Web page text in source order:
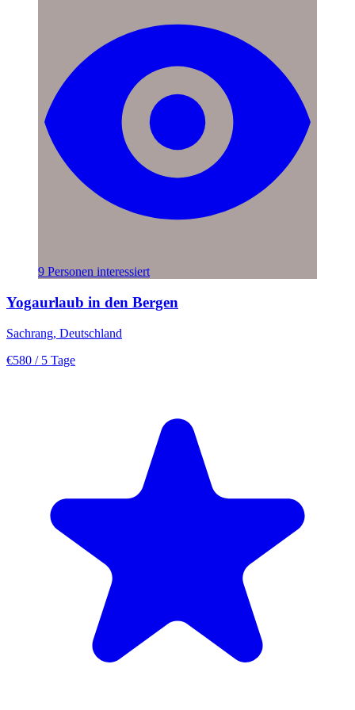
9 Personen interessiert
Yogaurlaub in den Bergen
Sachrang, Deutschland
€580 / 5 Tage